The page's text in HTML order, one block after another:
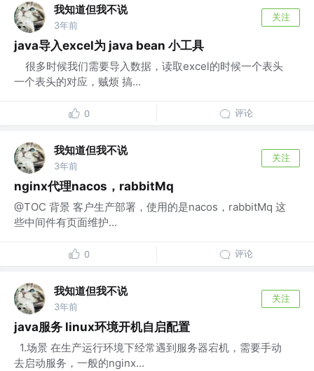
我知道但我不说
3年前
关注
java导入excel为 java bean 小工具
​ 很多时候我们需要导入数据，读取excel的时候一个表头
一个表头的对应，贼烦 搞...
0 评论
我知道但我不说
3年前
关注
nginx代理nacos，rabbitMq
@TOC 背景 客户生产部署，使用的是nacos，rabbitMq 这
些中间件有页面维护...
0 评论
我知道但我不说
3年前
关注
java服务 linux环境开机自启配置
​ 1.场景 在生产运行环境下经常遇到服务器宕机，需要手动
去启动服务，一般的nginx...